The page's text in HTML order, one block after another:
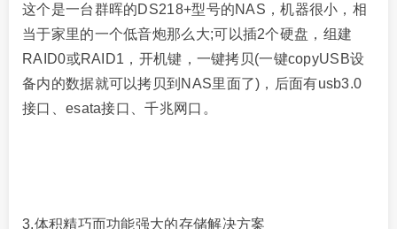
这个是一台群晖的DS218+型号的NAS，机器很小，相
当于家里的一个低音炮那么大;可以插2个硬盘，组建
RAID0或RAID1，开机键，一键拷贝(一键copyUSB设
备内的数据就可以拷贝到NAS里面了)，后面有usb3.0
接口、esata接口、千兆网口。
3.体积精巧而功能强大的存储解决方案